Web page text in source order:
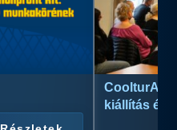
kiállítás és